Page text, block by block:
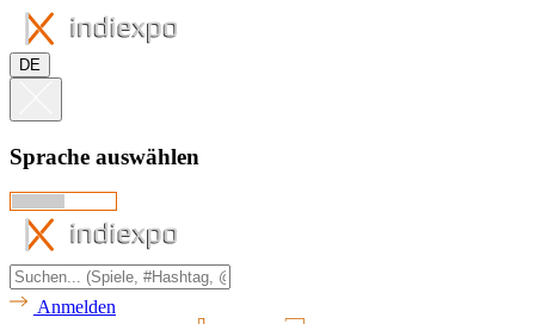
DE
Sprache auswählen
Anmelden